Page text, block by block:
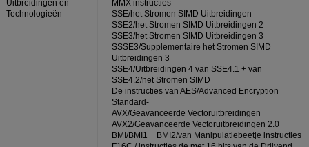
Uitbreidingen en
Technologieën
MMX instructies
SSE/het Stromen SIMD Uitbreidingen
SSE2/het Stromen SIMD Uitbreidingen 2
SSE3/het Stromen SIMD Uitbreidingen 3
SSSE3/Supplementaire het Stromen SIMD
Uitbreidingen 3
SSE4/Uitbreidingen 4 van SSE4.1 + van
SSE4.2/het Stromen SIMD
De instructies van AES/Advanced Encryption
Standard-
AVX/Geavanceerde Vectoruitbreidingen
AVX2/Geavanceerde Vectoruitbreidingen 2.0
BMI/BMI1 + BMI2/van Manipulatiebeetje instructies